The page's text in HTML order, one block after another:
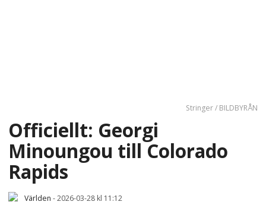
Stringer / BILDBYRÅN
Officiellt: Georgi
Minoungou till Colorado
Rapids
Världen -2026-03-28 kl 11:12